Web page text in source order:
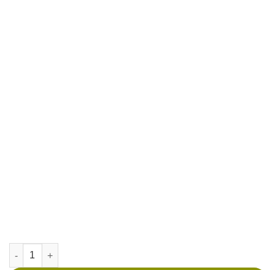
Buquê Floral Casa Blanca quantidade